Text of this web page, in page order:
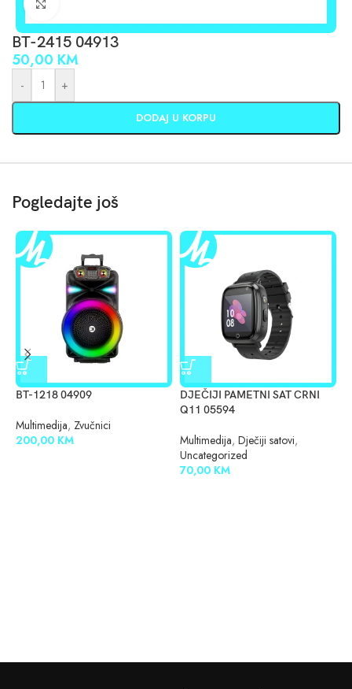
BT-2415 04913
50,00 KM
- +
DODAJ U KORPU
Pogledajte još
BT-1218 04909
Multimedija, Zvučnici
200,00 KM
DJEČIJI PAMETNI SAT CRNI
Q11 05594
Multimedija, Dječiji satovi,
Uncategorized
70,00 KM